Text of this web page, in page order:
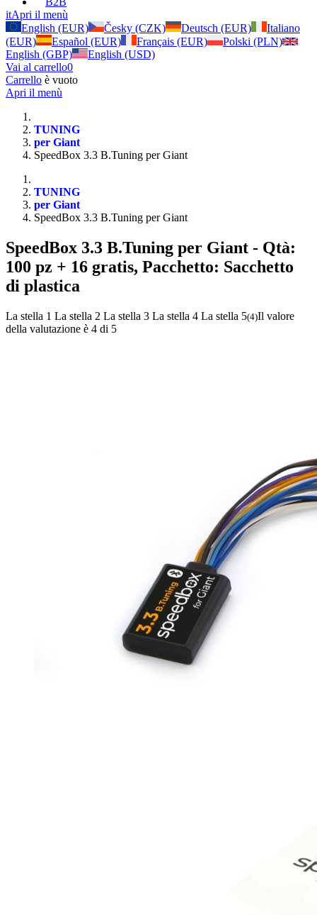
itApri il menù
English (EUR)
Česky (CZK) Deutsch (EUR)
Italiano
(EUR)
Español (EUR) Français (EUR)
Polski (PLN)
English (GBP)
English (USD)
Vai al carrello0
Carrello è vuoto
Apri il menù
TUNING
per Giant
SpeedBox 3.3 B.Tuning per Giant
TUNING
per Giant
SpeedBox 3.3 B.Tuning per Giant
SpeedBox 3.3 B.Tuning per Giant - Qtà:
100 pz + 16 gratis, Pacchetto: Sacchetto
di plastica
La stella 1 La stella 2 La stella 3 La stella 4 La stella 5(4)Il valore
della valutazione è 4 di 5